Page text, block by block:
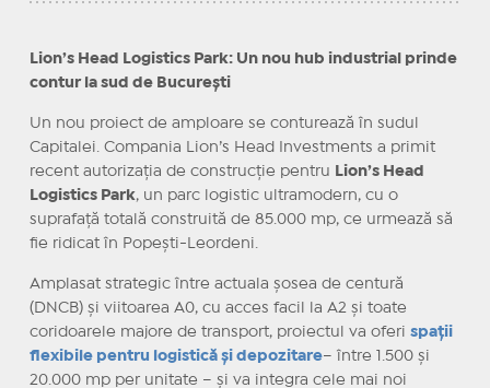
Lion’s Head Logistics Park: Un nou hub industrial prinde
contur la sud de București
Un nou proiect de amploare se conturează în sudul
Capitalei. Compania Lion’s Head Investments a primit
recent autorizația de construcție pentru
Lion’s Head
Logistics Park, un parc logistic ultramodern, cu o
suprafață totală construită de 85.000 mp, ce urmează să
fie ridicat în Popești-Leordeni.
Amplasat strategic între actuala șosea de centură
(DNCB) și viitoarea A0, cu acces facil la A2 și toate
coridoarele majore de transport, proiectul va oferi spații
flexibile pentru logistică și depozitare– între 1.500 și
20.000 mp per unitate – și va integra cele mai noi